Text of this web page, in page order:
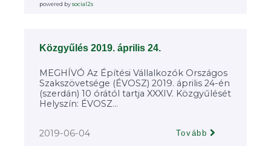
powered bysocial2s
Közgyűlés 2019. április 24.
MEGHÍVÓ Az Építési Vállalkozók Országos
Szakszövetsége (ÉVOSZ) 2019. április 24-én
(szerdán) 10 órától tartja XXXIV. Közgyűlését
Helyszín: ÉVOSZ...
2019-06-04 Tovább